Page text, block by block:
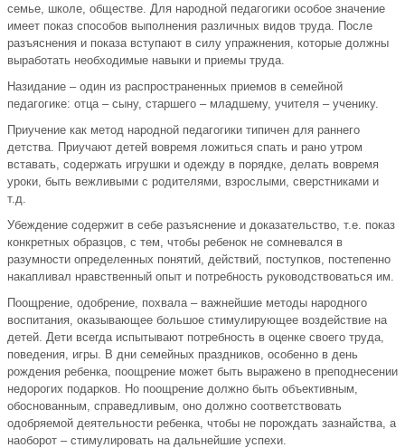
семье, школе, обществе. Для народной педагогики особое значение
имеет показ способов выполнения различных видов труда. После
разъяснения и показа вступают в силу упражнения, которые должны
выработать необходимые навыки и приемы труда.
Назидание – один из распространенных приемов в семейной
педагогике: отца – сыну, старшего – младшему, учителя – ученику.
Приучение как метод народной педагогики типичен для раннего
детства. Приучают детей вовремя ложиться спать и рано утром
вставать, содержать игрушки и одежду в порядке, делать вовремя
уроки, быть вежливыми с родителями, взрослыми, сверстниками и
т.д.
Убеждение содержит в себе разъяснение и доказательство, т.е. показ
конкретных образцов, с тем, чтобы ребенок не сомневался в
разумности определенных понятий, действий, поступков, постепенно
накапливал нравственный опыт и потребность руководствоваться им.
Поощрение, одобрение, похвала – важнейшие методы народного
воспитания, оказывающее большое стимулирующее воздействие на
детей. Дети всегда испытывают потребность в оценке своего труда,
поведения, игры. В дни семейных праздников, особенно в день
рождения ребенка, поощрение может быть выражено в преподнесении
недорогих подарков. Но поощрение должно быть объективным,
обоснованным, справедливым, оно должно соответствовать
одобряемой деятельности ребенка, чтобы не порождать зазнайства, а
наоборот – стимулировать на дальнейшие успехи.